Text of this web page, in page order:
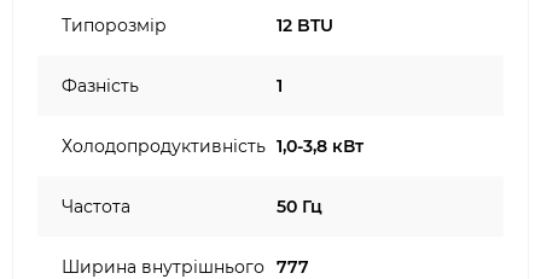
Типорозмір 12 BTU
Фазність 1
Холодопродуктивність 1,0-3,8 кВт
Частота 50 Гц
Ширина внутрішнього 777